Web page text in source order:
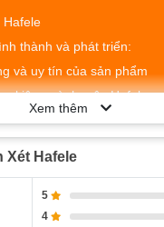
Hafele
thành và phát triển:
và uy tín của sản phẩm
kiện ngành mộc Hafele
kiện an toàn
phụ kiện ngành mộc Hafele
vượt trội
Xem thêm
Xét Hafele
5
4